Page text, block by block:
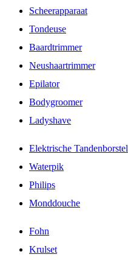
Scheerapparaat
Tondeuse
Baardtrimmer
Neushaartrimmer
Epilator
Bodygroomer
Ladyshave
Elektrische Tandenborstel
Waterpik
Philips
Monddouche
Fohn
Krulset